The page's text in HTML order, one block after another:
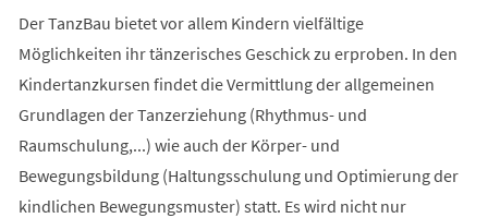
Der TanzBau bietet vor allem Kindern vielfältige
Möglichkeiten ihr tänzerisches Geschick zu erproben. In den
Kindertanzkursen findet die Vermittlung der allgemeinen
Grundlagen der Tanzerziehung (Rhythmus- und
Raumschulung,...) wie auch der Körper- und
Bewegungsbildung (Haltungsschulung und Optimierung der
kindlichen Bewegungsmuster) statt. Es wird nicht nur